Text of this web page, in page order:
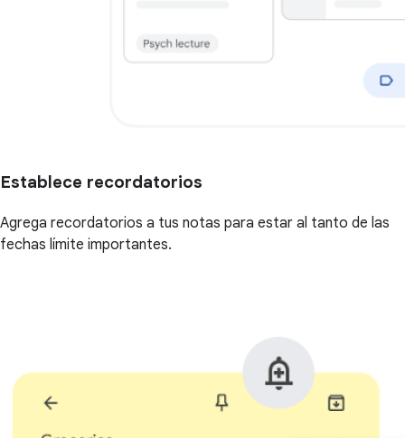
Establece recordatorios
Agrega recordatorios a tus notas para estar al tanto de las
fechas límite importantes.